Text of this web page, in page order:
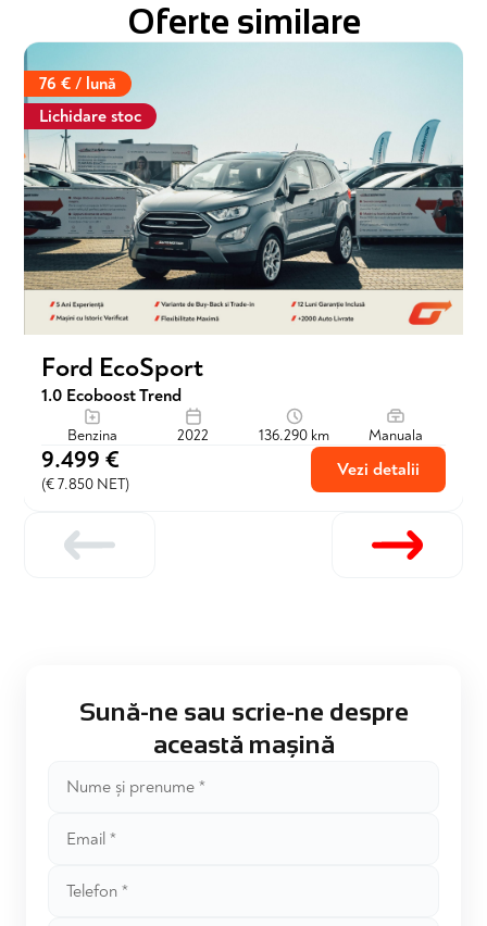
Oferte similare
Lichidare stoc
76 € / lună
Ford EcoSport
1.0 Ecoboost Trend
Benzina 2022 136.290 km Manuala
9.499 €
(€ 7.850 NET)
Vezi detalii
Sună-ne sau scrie-ne despre
această mașină